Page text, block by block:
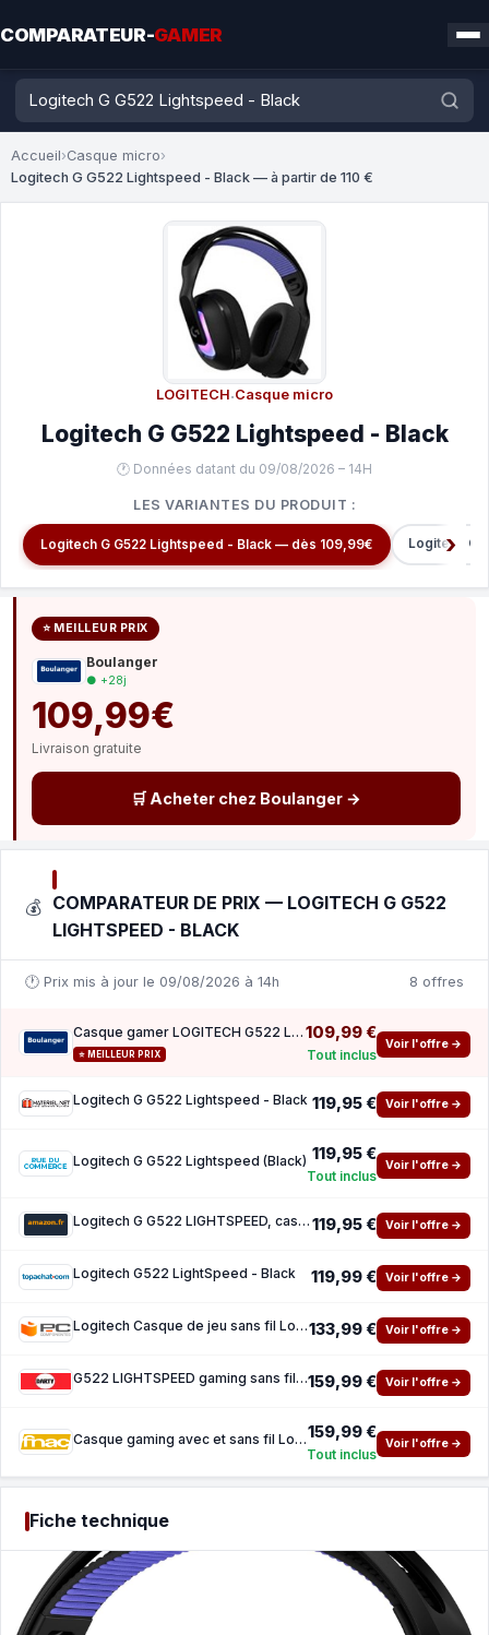
COMPARATEUR-GAMER
Accueil›Casque micro›
Logitech G G522 Lightspeed - Black — à partir de 110 €
LOGITECH·Casque micro
Logitech G G522 Lightspeed - Black
🕐 Données datant du 09/08/2026 – 14H
LES VARIANTES DU PRODUIT :
Logitech G G522 Lightspeed - Black — dès 109,99€ Logitech
⭐ MEILLEUR PRIX
Boulanger
● +28j
109,99€
Livraison gratuite
🛒 Acheter chez Boulanger →
💰 COMPARATEUR DE PRIX — LOGITECH G G522
LIGHTSPEED - BLACK
🕐 Prix mis à jour le 09/08/2026 à 14h 8 offres
Casque gamer LOGITECH G522 LIGHTSPEED Black
⭐ MEILLEUR PRIX
109,99 €
Tout inclus
Voir l'offre →
Logitech G G522 Lightspeed - Black 119,95 € Voir l'offre →
Logitech G G522 Lightspeed (Black) 119,95 €
Tout inclus
Voir l'offre →
Logitech G G522 LIGHTSPEED, casque gaming sans fil 119,95 € Voir l'offre →
Logitech G522 LightSpeed - Black 119,99 € Voir l'offre →
Logitech Casque de jeu sans fil Logitech G522 LIGHTSPEED RGB, Black133,99 € Voir l'offre →
G522 LIGHTSPEED gaming sans fil - Black159,99 € Voir l'offre →
Casque gaming avec et sans fil Logitech G522 LIGHTSPEED Bluetooth Black159,99 €
Tout inclus
Voir l'offre →
Fiche technique